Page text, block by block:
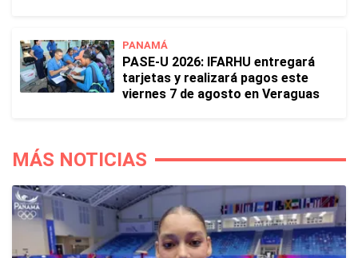
PANAMÁ
PASE-U 2026: IFARHU entregará
tarjetas y realizará pagos este
viernes 7 de agosto en Veraguas
MÁS NOTICIAS